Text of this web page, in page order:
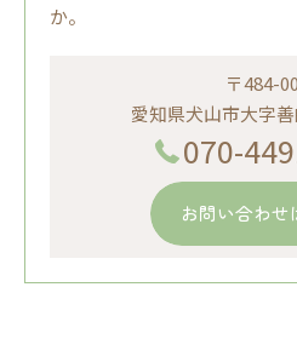
か。
〒484-
愛知県犬山市大字
070-
お問い合わせ